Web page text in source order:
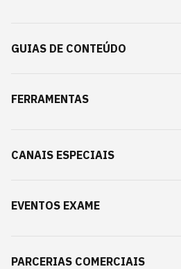
GUIAS DE CONTEÚDO
FERRAMENTAS
CANAIS ESPECIAIS
EVENTOS EXAME
PARCERIAS COMERCIAIS